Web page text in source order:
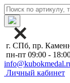
г. СПб, пр.
пн-пт 09:00 -
Личный кабинет